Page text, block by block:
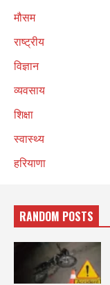
मौसम
राष्ट्रीय
विज्ञान
व्यवसाय
शिक्षा
स्वास्थ्य
हरियाणा
RANDOM POSTS